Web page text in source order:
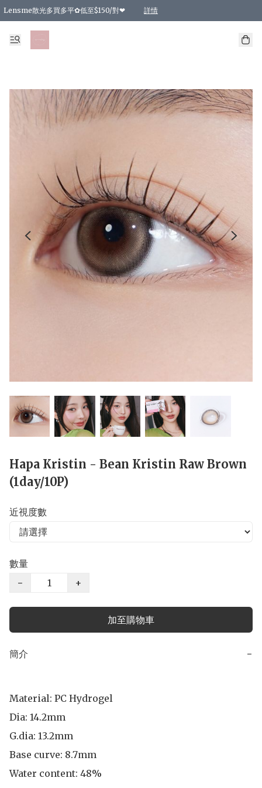
Lensme散光多買多平✿低至$150/對❤ 詳情
台灣Karacon⁩✧日拋 特價清貨❁⃘
日本韓國多款日/月拋現貨☼ 特價❤︎數量有限 售完即止
🇰🇷韓國多款月拋現貨 特價兩對$99✿數量有限 售完即止♫
精選商品，任選買2件或以上9 折；買4件或以上85 折；買6件或以上8 折
精選商品，任選買2件HKD 140.00；買4件HKD 260.00
精選商品，任選買2件HKD 190.00；買4件HKD 360.00
精選商品，任選買2件HKD 110.00；買4件HKD 180.00
精選商品，任選買2件HKD 170.00；買4件HKD 320.00
精選商品，任選買2件或以上減HKD 148.00
精選商品，任選買2件或以上減HKD 148.00
精選商品，任選買2件或以上95 折；買4件或以上9 折；買6件或以上85 折；買8件
精選商品，任選買12件或以上87 折
精選商品，任選買2件或以上減HKD 16.00；買4件或以上減HKD 32.00；買6
精選商品，任選買2件或以上95 折；買4件或以上9 折；買8件或以上85 折；買12
購物滿 HKD 800.00即享免運費優惠！（適用於 特定的送貨方式 )
Hapa Kristin - Bean Kristin Raw Brown
(1day/10P)
近視度數
數量
−
+
加至購物車
簡介 −
Material: PC Hydrogel
Dia: 14.2mm
G.dia: 13.2mm
Base curve: 8.7mm
Water content: 48%